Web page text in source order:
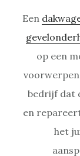
Een
op een
voorwerpen
bedrijf dat
en
het